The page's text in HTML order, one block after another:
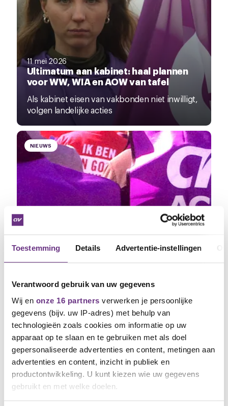
Toestemming Details Advertentie-instellingen
Verantwoord gebruik van uw gegevens
Wij en onze 16 partners verwerken je persoonlijke
gegevens (bijv. uw IP-adres) met behulp van
technologieën zoals cookies om informatie op uw
apparaat op te slaan en te gebruiken met als doel
gepersonaliseerde advertenties en content, metingen aan
advertenties en content, inzicht in publiek en
productontwikkeling. U kunt kiezen wie uw gegevens
gebruikt en met welke doelen.
11 mei 2026
Ultimatum aan kabinet: haal plannen
voor WW, WIA en AOW van tafel
Als kabinet eisen van vakbonden niet inwilligt,
volgen landelijke acties
NIEUWS
9 april 2026
Vakbonden: rijksambtenaren staken 14
april opnieuw 24 uur lang
Nullijn moet van tafel